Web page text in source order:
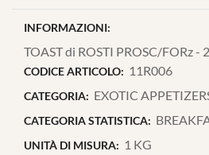
INFORMAZIONI:
TOAST di ROSTI PROSC/FORz -
CODICE ARTICOLO: 11R006
CATEGORIA: EXOTIC
CATEGORIA STATISTICA:
UNITÀ DI MISURA: 1 KG